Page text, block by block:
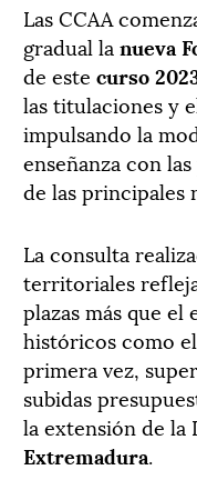
Las CCAA
gradual la nueva
de este curso
las titulaciones y
impulsando la
enseñanza con
de las principales
La consulta
territoriales
plazas más que
históricos como
primera vez,
subidas
la extensión de la
Extremadura.